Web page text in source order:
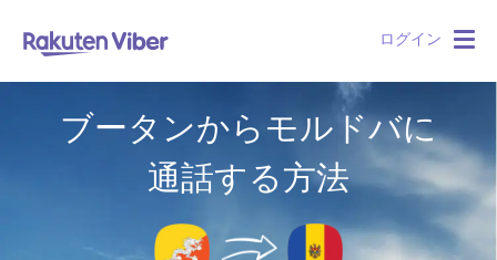
ログイン
ブータンからモルドバに
通話する方法